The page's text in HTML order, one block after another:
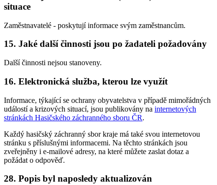
situace
Zaměstnavatelé - poskytují informace svým zaměstnancům.
15. Jaké další činnosti jsou po žadateli požadovány
Další činnosti nejsou stanoveny.
16. Elektronická služba, kterou lze využít
Informace, týkající se ochrany obyvatelstva v případě mimořádných
událostí a krizových situací, jsou publikovány na internetových
stránkách Hasičského záchranného sboru ČR.
Každý hasičský záchranný sbor kraje má také svou internetovou
stránku s příslušnými informacemi. Na těchto stránkách jsou
zveřejněny i e-mailové adresy, na které můžete zaslat dotaz a
požádat o odpověď.
28. Popis byl naposledy aktualizován